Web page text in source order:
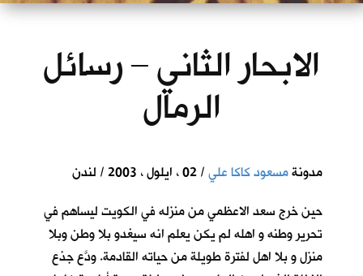
الابحار الثاني – رسائل
الرمال
مدونةمسعود كاكا علي/ 02 ، ايلول ، 2003 / لندن
حين خرج سعد الاعظمي من منزله في الكويت ليساهم في
تحرير وطنه و اهله لم يكن يعلم انه سيغدو بلا وطن وبلا
منزل و بلا اهل لفترة طويلة من حياته القادمة. ودَّع جذع